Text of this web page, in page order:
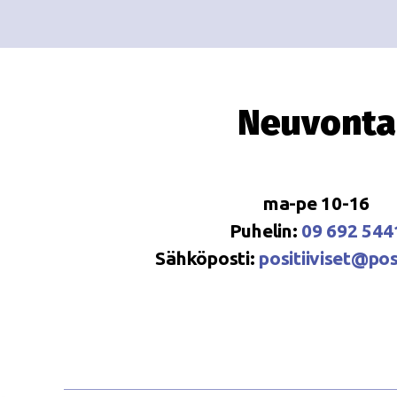
Neuvonta
ma-pe 10-16
Puhelin: 09 692
Sähköposti: